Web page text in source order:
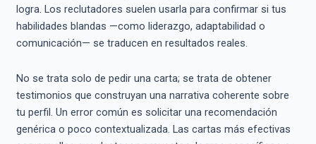
logra. Los reclutadores suelen usarla para confirmar si tus
habilidades blandas —como liderazgo, adaptabilidad o
comunicación— se traducen en resultados reales.
No se trata solo de pedir una carta; se trata de obtener
testimonios que construyan una narrativa coherente sobre
tu perfil. Un error común es solicitar una recomendación
genérica o poco contextualizada. Las cartas más efectivas